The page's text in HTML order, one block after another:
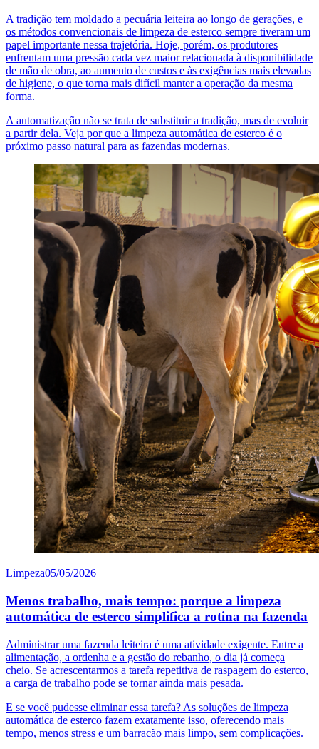
A tradição tem moldado a pecuária leiteira ao longo de gerações, e
os métodos convencionais de limpeza de esterco sempre tiveram um
papel importante nessa trajetória. Hoje, porém, os produtores
enfrentam uma pressão cada vez maior relacionada à disponibilidade
de mão de obra, ao aumento de custos e às exigências mais elevadas
de higiene, o que torna mais difícil manter a operação da mesma
forma.
A automatização não se trata de substituir a tradição, mas de evoluir
a partir dela. Veja por que a limpeza automática de esterco é o
próximo passo natural para as fazendas modernas.
Limpeza05/05/2026
Menos trabalho, mais tempo: porque a limpeza
automática de esterco simplifica a rotina na fazenda
Administrar uma fazenda leiteira é uma atividade exigente. Entre a
alimentação, a ordenha e a gestão do rebanho, o dia já começa
cheio. Se acrescentarmos a tarefa repetitiva de raspagem do esterco,
a carga de trabalho pode se tornar ainda mais pesada.
E se você pudesse eliminar essa tarefa? As soluções de limpeza
automática de esterco fazem exatamente isso, oferecendo mais
tempo, menos stress e um barracão mais limpo, sem complicações.